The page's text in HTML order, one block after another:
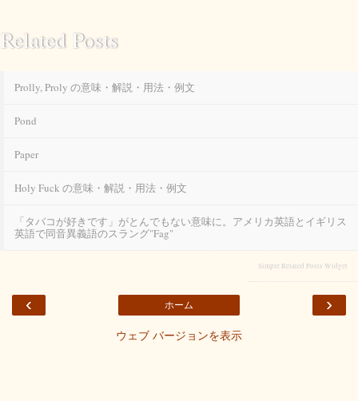
Related Posts
Prolly, Proly の意味・解説・用法・例文
Pond
Paper
Holy Fuck の意味・解説・用法・例文
「タバコが好きです」がとんでもない意味に。アメリカ英語とイギリス
英語で同音異義語のスラング"fag"
Simple Related Posts Widget
‹ ›
ホーム
ウェブ バージョンを表示